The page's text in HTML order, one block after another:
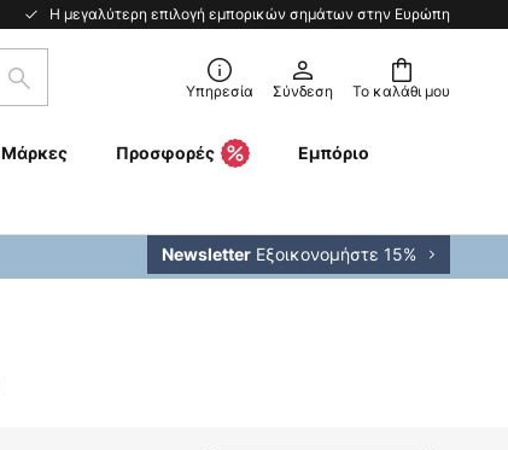
Η μεγαλύτερη επιλογή εμπορικών σημάτων στην Ευρώπη
Το καλάθι μου
Αναζήτηση Υπηρεσία Σύνδεση
Μάρκες Προσφορές Εμπόριο
Newsletter Εξοικονομήστε 15%